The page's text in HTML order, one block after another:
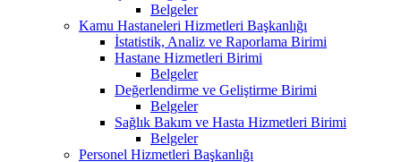
Belgeler
Kamu Hastaneleri Hizmetleri Başkanlığı
İstatistik, Analiz ve Raporlama Birimi
Hastane Hizmetleri Birimi
Belgeler
Değerlendirme ve Geliştirme Birimi
Belgeler
Sağlık Bakım ve Hasta Hizmetleri Birimi
Belgeler
Personel Hizmetleri Başkanlığı